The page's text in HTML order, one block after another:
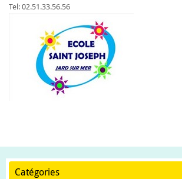
Tel: 02.51.33.56.56
Catégories